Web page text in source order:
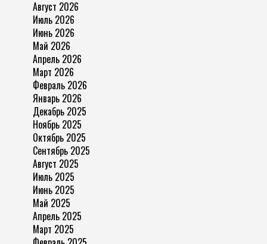
Август 2026
Июль 2026
Июнь 2026
Май 2026
Апрель 2026
Март 2026
Февраль 2026
Январь 2026
Декабрь 2025
Ноябрь 2025
Октябрь 2025
Сентябрь 2025
Август 2025
Июль 2025
Июнь 2025
Май 2025
Апрель 2025
Март 2025